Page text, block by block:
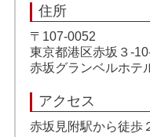
住所
〒107-0052
東京都港区赤坂３-
赤坂グランベルホテ
アクセス
赤坂見附駅から徒歩